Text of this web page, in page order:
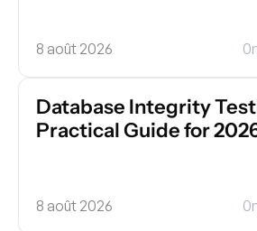
8 août 2026 0
Database Integrity
Practical Guide for
8 août 2026 0